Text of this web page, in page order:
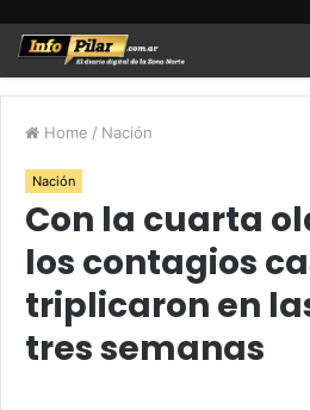
Home / Nación
Nación
Con la cuarta
los contagios
triplicaron en
tres semanas